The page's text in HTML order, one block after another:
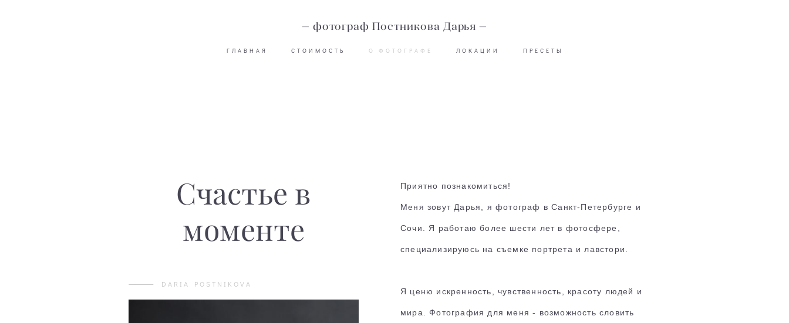
— фотограф Постникова Дарья —
ГЛАВНАЯ СТОИМОСТЬ О ФОТОГРАФЕ ЛОКАЦИИ ПРЕСЕТЫ
Счастье в
моменте
DARIA POSTNIKOVA
Приятно познакомиться!
Меня зовут Дарья, я фотограф в Санкт-Петербурге и
Сочи. Я работаю более шести лет в фотосфере,
специализируюсь на съемке портрета и лавстори.
Я ценю искренность, чувственность, красоту людей и
мира. Фотография для меня - возможность словить